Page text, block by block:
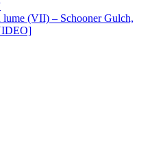
lume (VII) – Schooner Gulch,